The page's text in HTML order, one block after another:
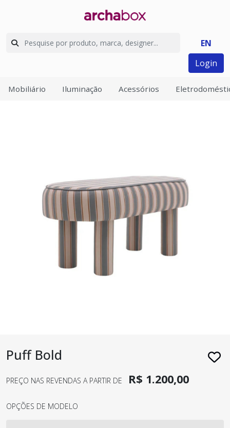
EN
Login
Mobiliário Iluminação Acessórios
Puff Bold
PREÇO NAS REVENDAS A PARTIR DE R$ 1.200,00
OPÇÕES DE MODELO